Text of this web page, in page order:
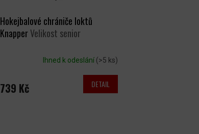
Hokejbalové chrániče loktů
KnapperVelikost senior
Ihned k odeslání (>5 ks)
739 Kč DETAIL